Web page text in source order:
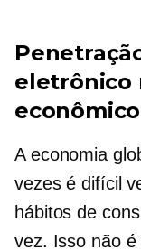
eletrônico
A economia
vezes é difícil
hábitos de
vez. Isso não